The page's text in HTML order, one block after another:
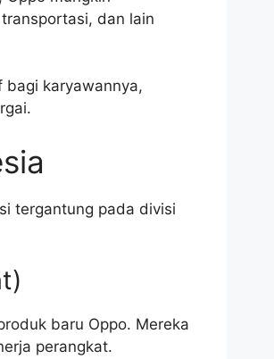
dan lain
bagi karyawannya,
tergantung pada divisi
baru Oppo. Mereka
perangkat.